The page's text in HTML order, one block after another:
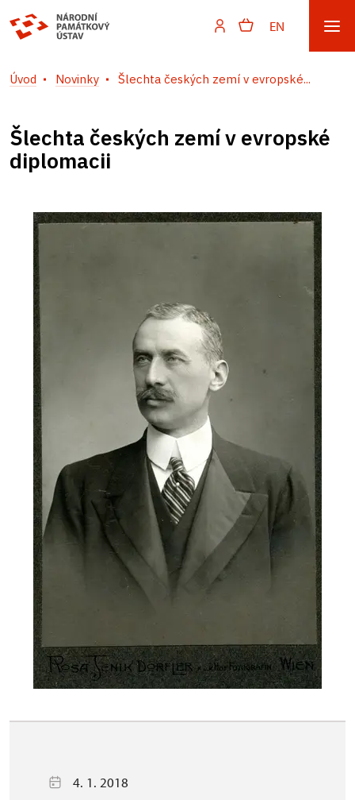
EN
Úvod Novinky Šlechta českých zemí v evropské...
Šlechta českých zemí v evropské
diplomacii
4. 1. 2018